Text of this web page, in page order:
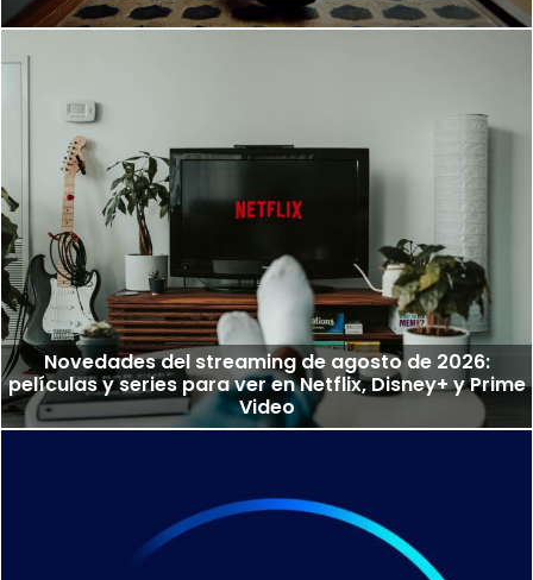
Novedades del streaming de agosto de 2026:
películas y series para ver en Netflix, Disney+ y Prime
Video